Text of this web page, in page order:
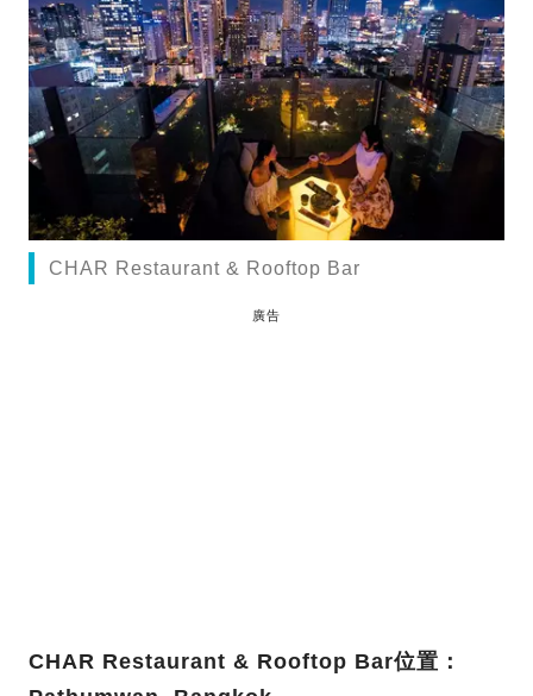
CHAR Restaurant & Rooftop Bar
廣告
CHAR Restaurant & Rooftop Bar位置：